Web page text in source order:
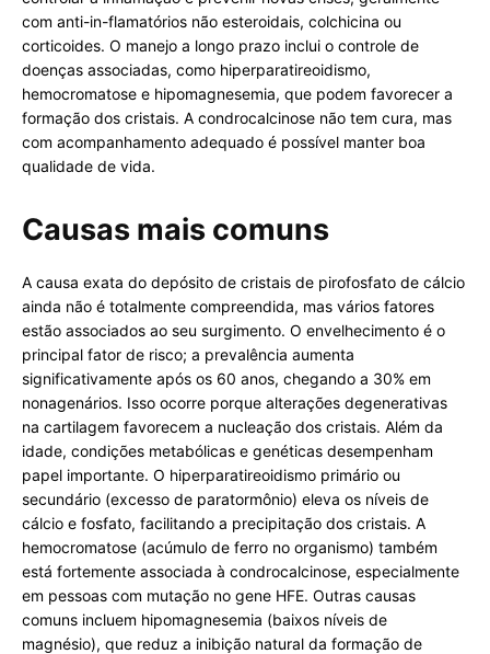
com anti-in-flamatórios não esteroidais, colchicina ou
corticoides. O manejo a longo prazo inclui o controle de
doenças associadas, como hiperparatireoidismo,
hemocromatose e hipomagnesemia, que podem favorecer a
formação dos cristais. A condrocalcinose não tem cura, mas
com acompanhamento adequado é possível manter boa
qualidade de vida.
Causas mais comuns
A causa exata do depósito de cristais de pirofosfato de cálcio
ainda não é totalmente compreendida, mas vários fatores
estão associados ao seu surgimento. O envelhecimento é o
principal fator de risco; a prevalência aumenta
significativamente após os 60 anos, chegando a 30% em
nonagenários. Isso ocorre porque alterações degenerativas
na cartilagem favorecem a nucleação dos cristais. Além da
idade, condições metabólicas e genéticas desempenham
papel importante. O hiperparatireoidismo primário ou
secundário (excesso de paratormônio) eleva os níveis de
cálcio e fosfato, facilitando a precipitação dos cristais. A
hemocromatose (acúmulo de ferro no organismo) também
está fortemente associada à condrocalcinose, especialmente
em pessoas com mutação no gene HFE. Outras causas
comuns incluem hipomagnesemia (baixos níveis de
magnésio), que reduz a inibição natural da formação de